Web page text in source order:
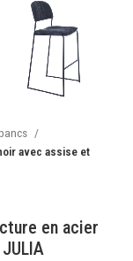
avec assise et
en acier